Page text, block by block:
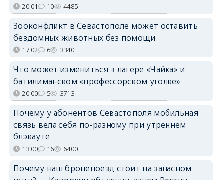
20:01 10 4485
Зооконфликт в Севастополе может оставить
бездомных животных без помощи
17:02 6 3340
Что может измениться в лагере «Чайка» и
батилиманском «профессорском уголке»
20:00 5 3713
Почему у абонентов Севастополя мобильная
связь вела себя по-разному при утреннем
блэкауте
13:00 16 6400
Почему наш бронепоезд стоит на запасном